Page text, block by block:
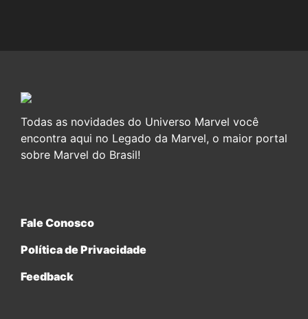
Todas as novidades do Universo Marvel você
encontra aqui no Legado da Marvel, o maior portal
sobre Marvel do Brasil!
Fale Conosco
Política de Privacidade
Feedback